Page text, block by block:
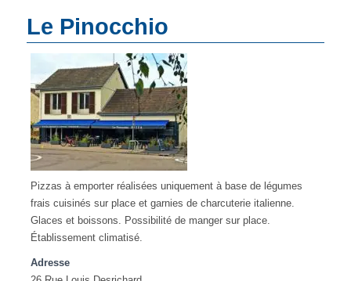
Le Pinocchio
Pizzas à emporter réalisées uniquement à base de légumes
frais cuisinés sur place et garnies de charcuterie italienne.
Glaces et boissons. Possibilité de manger sur place.
Établissement climatisé.
Adresse